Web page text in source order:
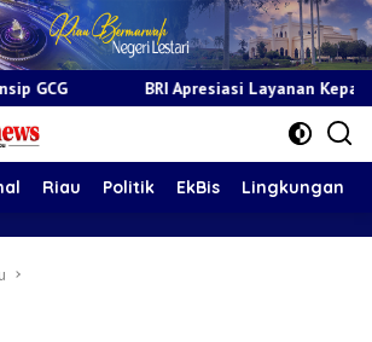
Layanan Kepada Pensiunan Jadi Bukti
Riau Politik EkBis Lingkungan